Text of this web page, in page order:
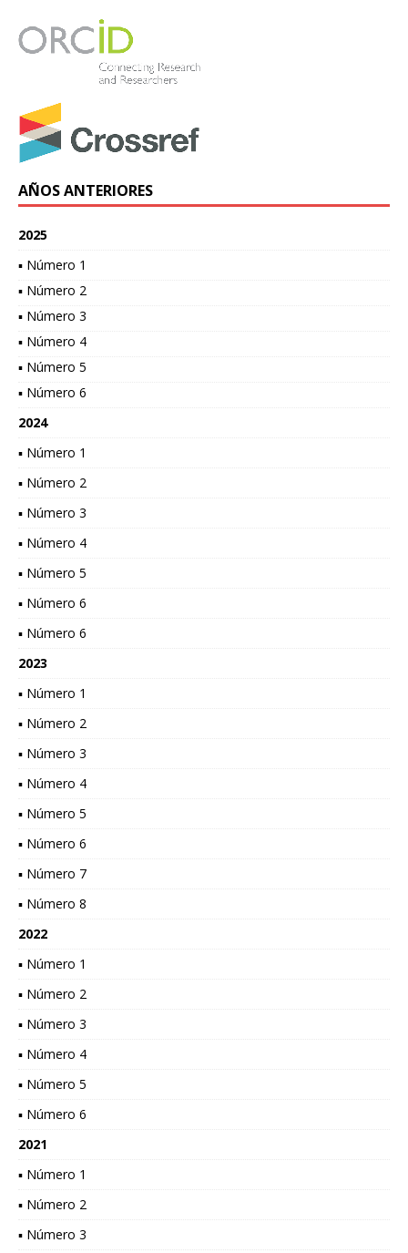
AÑOS ANTERIORES
2025
▪ Número 1
▪ Número 2
▪ Número 3
▪ Número 4
▪ Número 5
▪ Número 6
2024
▪ Número 1
▪ Número 2
▪ Número 3
▪ Número 4
▪ Número 5
▪ Número 6
▪ Número 6
2023
▪ Número 1
▪ Número 2
▪ Número 3
▪ Número 4
▪ Número 5
▪ Número 6
▪ Número 7
▪ Número 8
2022
▪ Número 1
▪ Número 2
▪ Número 3
▪ Número 4
▪ Número 5
▪ Número 6
2021
▪ Número 1
▪ Número 2
▪ Número 3